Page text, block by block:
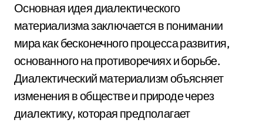
Основная идея диалектического
материализма заключается в понимании
мира как бесконечного процесса развития,
основанного на противоречиях и борьбе.
Диалектический материализм объясняет
изменения в обществе и природе через
диалектику, которая предполагает